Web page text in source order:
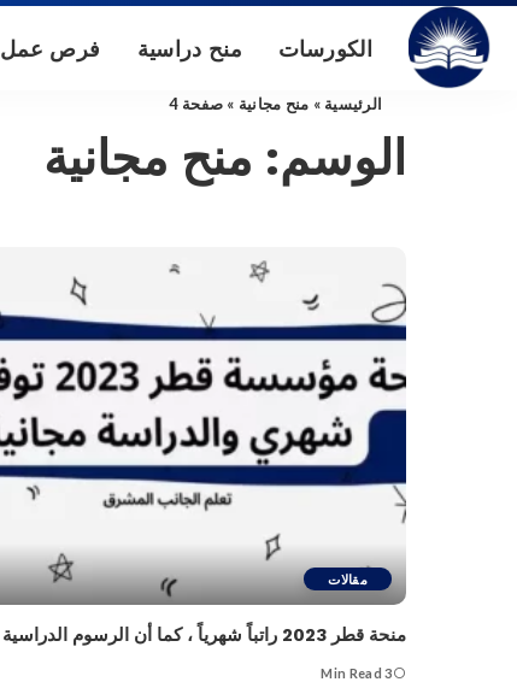
الكورسات منح دراسية فرص عمل
الرئيسية » منح مجانية » صفحة 4
الوسم: منح مجانية
مقالات
منحة قطر 2023 راتباً شهرياً ، كما أن الرسوم الدراسية مجانية
3 Min Read